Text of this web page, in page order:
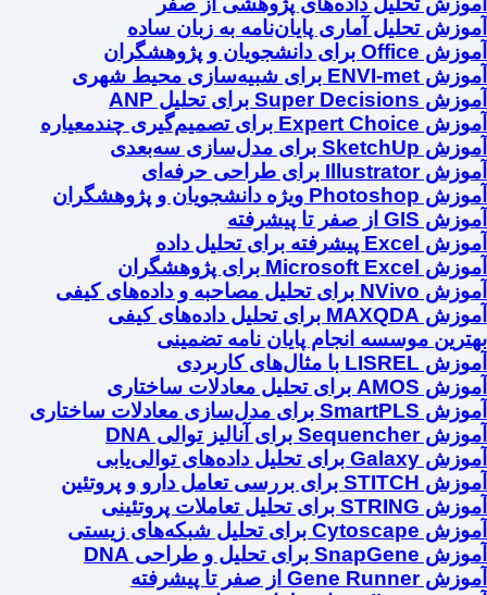
آموزش تحلیل آماری پایان‌نامه به زبان ساده
آموزش Office برای دانشجویان و پژوهشگران
آموزش ENVI-met برای شبیه‌سازی محیط شهری
آموزش Super Decisions برای تحلیل ANP
آموزش Expert Choice برای تصمیم‌گیری چندمعیاره
آموزش SketchUp برای مدل‌سازی سه‌بعدی
آموزش Illustrator برای طراحی حرفه‌ای
آموزش Photoshop ویژه دانشجویان و پژوهشگران
آموزش GIS از صفر تا پیشرفته
آموزش Excel پیشرفته برای تحلیل داده
آموزش Microsoft Excel برای پژوهشگران
آموزش NVivo برای تحلیل مصاحبه و داده‌های کیفی
آموزش MAXQDA برای تحلیل داده‌های کیفی
بهترین موسسه انجام پایان نامه تضمینی
آموزش LISREL با مثال‌های کاربردی
آموزش AMOS برای تحلیل معادلات ساختاری
آموزش SmartPLS برای مدل‌سازی معادلات ساختاری
آموزش Sequencher برای آنالیز توالی DNA
آموزش Galaxy برای تحلیل داده‌های توالی‌یابی
آموزش STITCH برای بررسی تعامل دارو و پروتئین
آموزش STRING برای تحلیل تعاملات پروتئینی
آموزش Cytoscape برای تحلیل شبکه‌های زیستی
آموزش SnapGene برای تحلیل و طراحی DNA
آموزش Gene Runner از صفر تا پیشرفته